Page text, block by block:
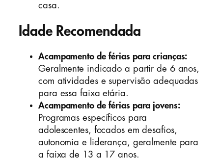
casa.
Idade Recomendada
Acampamento de férias para crianças:
Geralmente indicado a partir de 6 anos,
com atividades e supervisão adequadas
para essa faixa etária.
Acampamento de férias para jovens:
Programas específicos para
adolescentes, focados em desafios,
autonomia e liderança, geralmente para
a faixa de 13 a 17 anos.